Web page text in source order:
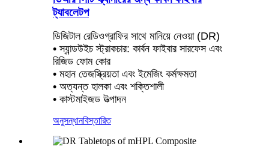
ট্যাবলেটপ
ডিজিটাল রেডিওগ্রাফির সাথে মানিয়ে নেওয়া (DR)
• স্যান্ডউইচ স্ট্রাকচার: কার্বন ফাইবার সারফেস এবং
রিজিড ফোম কোর
• মহান তেজস্ক্রিয়তা এবং ইমেজিং কর্মক্ষমতা
• অত্যন্ত হালকা এবং শক্তিশালী
• কাস্টমাইজড উত্পাদন
অনুসন্ধানবিস্তারিত